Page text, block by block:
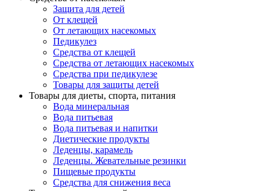
Защита для детей
От клещей
От летающих насекомых
Педикулез
Средства от клещей
Средства от летающих насекомых
Средства при педикулезе
Товары для защиты детей
Товары для диеты, спорта, питания
Вода минеральная
Вода питьевая
Вода питьевая и напитки
Диетические продукты
Леденцы, карамель
Леденцы. Жевательные резинки
Пищевые продукты
Средства для снижения веса